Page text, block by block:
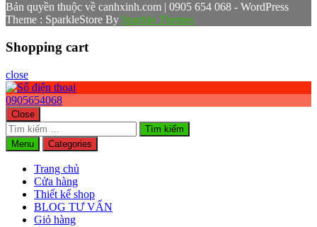
Bản quyền thuộc về canhxinh.com | 0905 654 068 - WordPress
Theme : SparkleStore By Sparkle Themes
Shopping cart
close
0905654068
Close
Tìm
kiếm
cho:
Menu Categories
Trang chủ
Cửa hàng
Thiết kế shop
BLOG TƯ VẤN
Giỏ hàng